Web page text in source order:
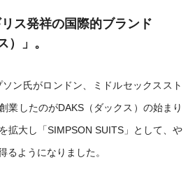
ス発祥の国際的ブランド
）」。
ン氏がロンドン、ミドルセックススト
業したのがDAKS（ダックス）の始まり
拡大し「SIMPSON SUITS」として、や
るようになりました。